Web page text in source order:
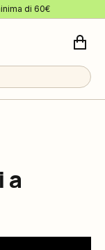
di 60€
a